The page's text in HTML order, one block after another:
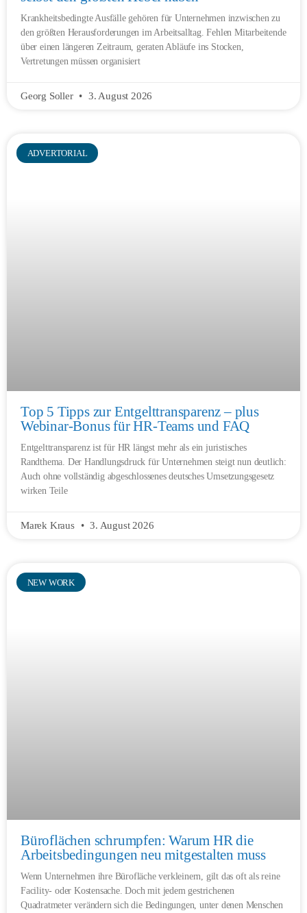
Krankheitsbedingte Ausfälle gehören für Unternehmen inzwischen zu
den größten Herausforderungen im Arbeitsalltag. Fehlen Mitarbeitende
über einen längeren Zeitraum, geraten Abläufe ins Stocken,
Vertretungen müssen organisiert
Georg Soller 3. August 2026
ADVERTORIAL
Top 5 Tipps zur Entgelttransparenz – plus
Webinar-Bonus für HR-Teams und FAQ
Entgelttransparenz ist für HR längst mehr als ein juristisches
Randthema. Der Handlungsdruck für Unternehmen steigt nun deutlich:
Auch ohne vollständig abgeschlossenes deutsches Umsetzungsgesetz
wirken Teile
Marek Kraus 3. August 2026
NEW WORK
Büroflächen schrumpfen: Warum HR die
Arbeitsbedingungen neu mitgestalten muss
Wenn Unternehmen ihre Bürofläche verkleinern, gilt das oft als reine
Facility- oder Kostensache. Doch mit jedem gestrichenen
Quadratmeter verändern sich die Bedingungen, unter denen Menschen